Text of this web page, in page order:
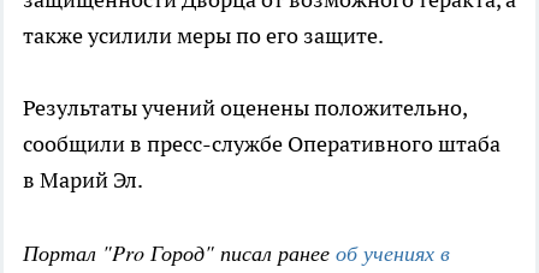
также усилили меры по его защите.
Результаты учений оценены положительно,
сообщили в пресс-службе Оперативного штаба
в Марий Эл.
Портал "Pro Город" писал ранее об учениях в